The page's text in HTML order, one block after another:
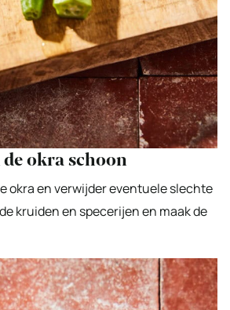
de okra schoon
okra en verwijder eventuele slechte
kruiden en specerijen en maak de